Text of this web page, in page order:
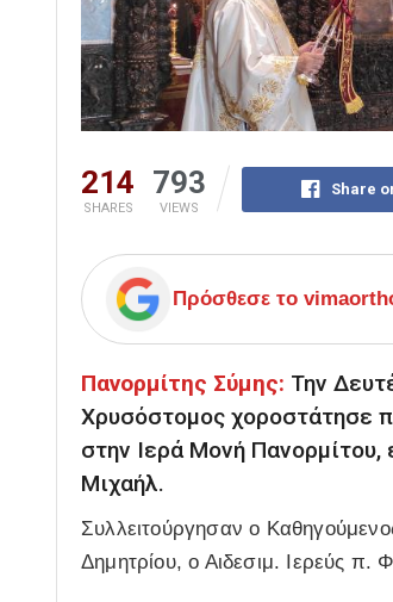
214
SHARES
793
VIEWS
Share
Πρόσθεσε το
Πανορμίτης Σύμης: Την
Χρυσόστομος χοροστάτησε
στην Ιερά Μονή Πανορμίτου,
Μιχαήλ.
Συλλειτούργησαν ο
Δημητρίου, ο Αιδεσιμ. Ιερεύς π.